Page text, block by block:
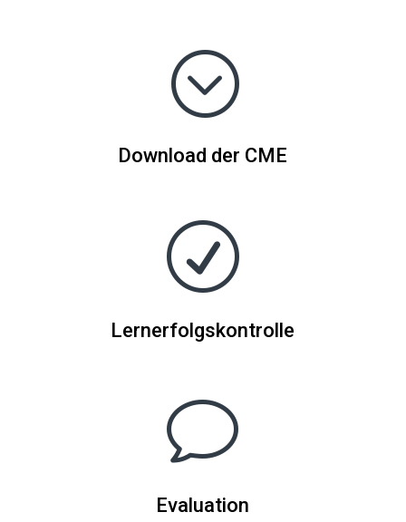
;
Download der CME
R
Lernerfolgskontrolle
v
Evaluation